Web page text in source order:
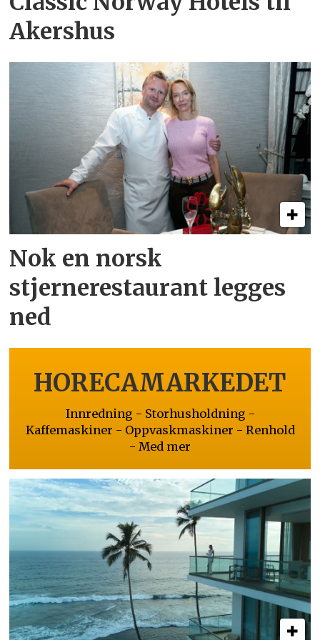
Akershus
Nok en norsk
stjernerestaurant legges
ned
HORECAMARKEDET
Innredning - Storhusholdning -
Kaffemaskiner - Oppvaskmaskiner - Renhold
- Med mer